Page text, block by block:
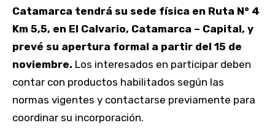
Catamarca tendrá su sede física en Ruta N° 4
Km 5,5, en El Calvario, Catamarca – Capital, y
prevé su apertura formal a partir del 15 de
noviembre. Los interesados en participar deben
contar con productos habilitados según las
normas vigentes y contactarse previamente para
coordinar su incorporación.